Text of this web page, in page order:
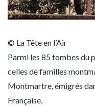
© La Tête en l’Air
Parmi les 85 tombes du
celles de familles
Montmartre, émigrés
Française.